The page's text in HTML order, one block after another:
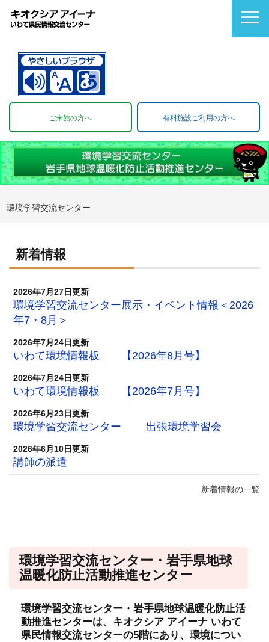
ご来館の方へ 有料施設ご利用の方へ
環境学習交流センター
新着情報
2026年7月27日更新
環境学習交流センター展示・イベント情報＜2026
年7・8月＞
2026年7月24日更新
いわて環境情報板 【2026年8月号】
2026年7月24日更新
いわて環境情報板 【2026年7月号】
2026年6月23日更新
環境学習交流センター 出張環境学習会
2026年6月10日更新
講師の派遣
新着情報の一覧
環境学習交流センター・岩手県地球
温暖化防止活動推進センター
環境学習交流センター・岩手県地球温暖化防止活
動推進センターは、キオクシア アイーナ いわて
県民情報交流センターの5階にあり、環境につい